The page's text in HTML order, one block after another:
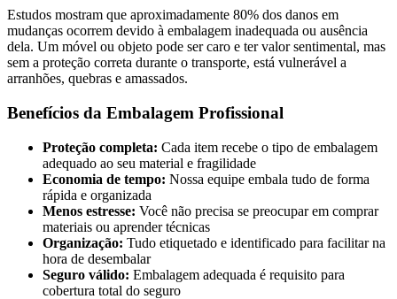
Estudos mostram que aproximadamente 80% dos danos em
mudanças ocorrem devido à embalagem inadequada ou ausência
dela. Um móvel ou objeto pode ser caro e ter valor sentimental, mas
sem a proteção correta durante o transporte, está vulnerável a
arranhões, quebras e amassados.
Benefícios da Embalagem Profissional
Proteção completa: Cada item recebe o tipo de embalagem
adequado ao seu material e fragilidade
Economia de tempo: Nossa equipe embala tudo de forma
rápida e organizada
Menos estresse: Você não precisa se preocupar em comprar
materiais ou aprender técnicas
Organização: Tudo etiquetado e identificado para facilitar na
hora de desembalar
Seguro válido: Embalagem adequada é requisito para
cobertura total do seguro